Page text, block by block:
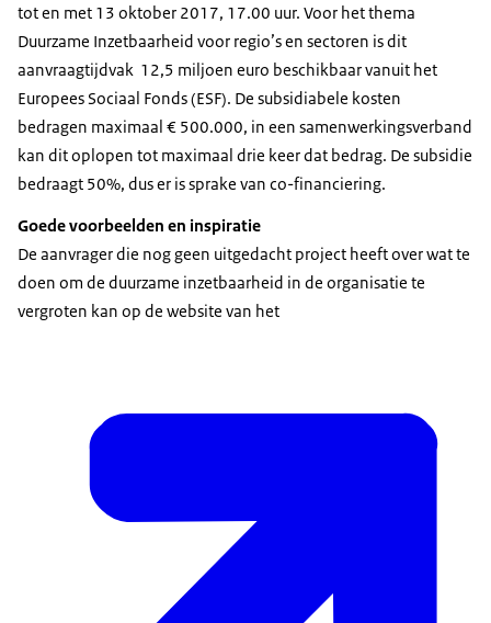
tot en met 13 oktober 2017, 17.00 uur. Voor het thema
Duurzame Inzetbaarheid voor regio’s en sectoren is dit
aanvraagtijdvak 12,5 miljoen euro beschikbaar vanuit het
Europees Sociaal Fonds (ESF). De subsidiabele kosten
bedragen maximaal € 500.000, in een samenwerkingsverband
kan dit oplopen tot maximaal drie keer dat bedrag. De subsidie
bedraagt 50%, dus er is sprake van co-financiering.
Goede voorbeelden en inspiratie
De aanvrager die nog geen uitgedacht project heeft over wat te
doen om de duurzame inzetbaarheid in de organisatie te
vergroten kan op de website van het